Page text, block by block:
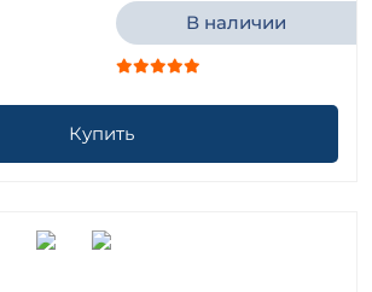
В наличии
Купить